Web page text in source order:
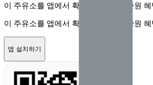
이 주유소를 앱에서 확인하고 최대 1만원 혜
이 주유소를 앱에서 확인하고 최대 1만원 혜
앱 설치하기